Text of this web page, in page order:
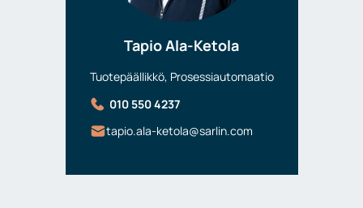
Tapio Ala-Ketola
Tuotepäällikkö, Prosessiautomaatio
010 550 4237
tapio.ala-ketola@sarlin.com